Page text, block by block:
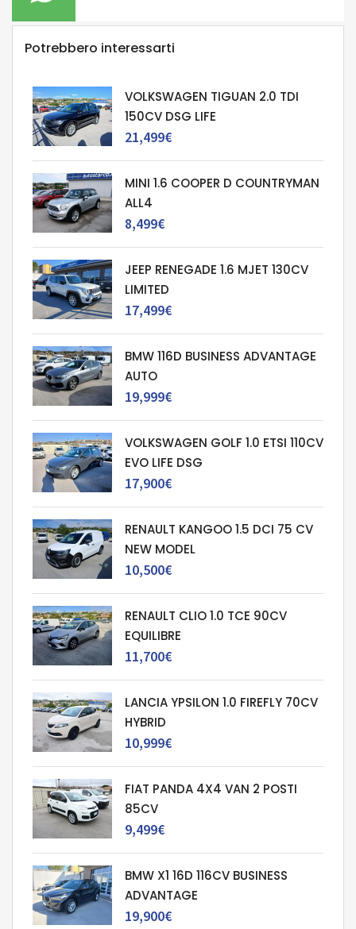
Potrebbero interessarti
VOLKSWAGEN TIGUAN 2.0 TDI
150CV DSG LIFE
21,499€
MINI 1.6 COOPER D COUNTRYMAN
ALL4
8,499€
JEEP RENEGADE 1.6 MJET 130CV
LIMITED
17,499€
BMW 116D BUSINESS ADVANTAGE
AUTO
19,999€
VOLKSWAGEN GOLF 1.0 ETSI 110CV
EVO LIFE DSG
17,900€
RENAULT KANGOO 1.5 DCI 75 CV
NEW MODEL
10,500€
RENAULT CLIO 1.0 TCE 90CV
EQUILIBRE
11,700€
LANCIA YPSILON 1.0 FIREFLY 70CV
HYBRID
10,999€
FIAT PANDA 4X4 VAN 2 POSTI
85CV
9,499€
BMW X1 16D 116CV BUSINESS
ADVANTAGE
19,900€